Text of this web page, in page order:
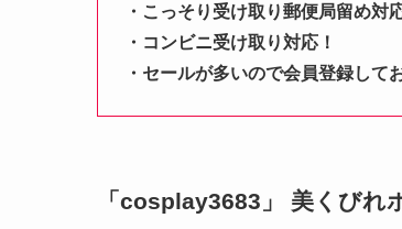
・こっそり受け取り郵便局留め対
・コンビニ受け取り対応！
・セールが多いので会員登録して
「cosplay3683」 美くびれ